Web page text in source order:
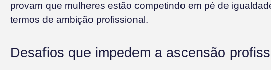
provam que mulheres estão competindo em pé de
termos de ambição profissional.
Desafios que impedem a ascensão